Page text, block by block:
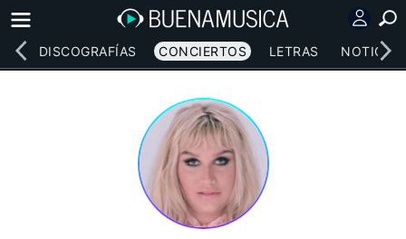
DISCOGRAFÍAS CONCIERTOS LETRAS NOTICIAS